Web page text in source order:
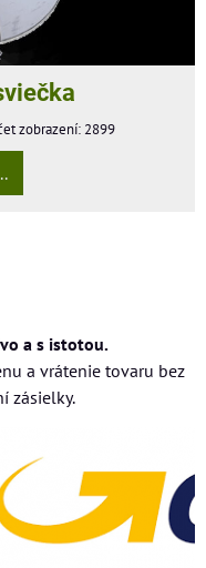
zobrazení: 2899
a s istotou.
a vrátenie tovaru bez
zásielky.